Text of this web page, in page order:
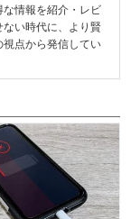
情報を紹介・レビ
ない時代に、より賢
視点から発信してい